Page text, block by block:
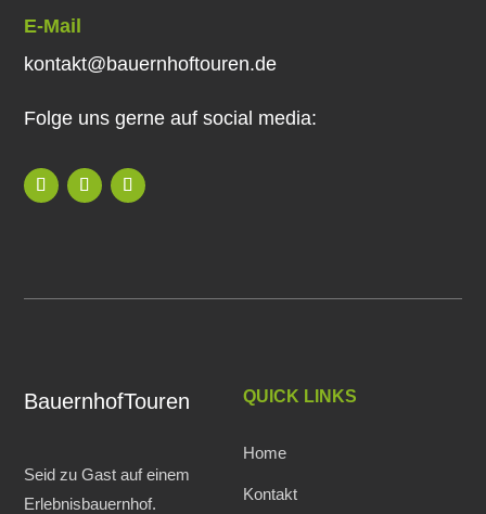
E-Mail
kontakt@bauernhoftouren.de
Folge uns gerne auf social media:
BauernhofTouren
Seid zu Gast auf einem
Erlebnisbauernhof.
QUICK LINKS
Home
Kontakt